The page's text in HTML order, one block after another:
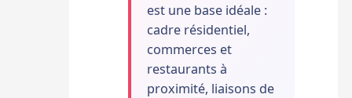
est une base idéale :
cadre résidentiel,
commerces et
restaurants à
proximité, liaisons de